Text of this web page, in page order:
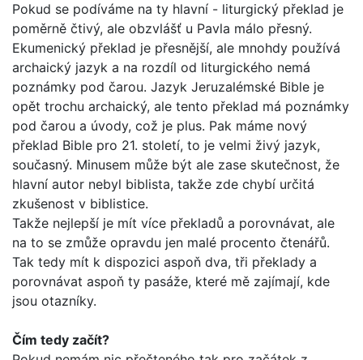
Pokud se podíváme na ty hlavní - liturgický překlad je
poměrně čtivý, ale obzvlášť u Pavla málo přesný.
Ekumenický překlad je přesnější, ale mnohdy používá
archaický jazyk a na rozdíl od liturgického nemá
poznámky pod čarou. Jazyk Jeruzalémské Bible je
opět trochu archaický, ale tento překlad má poznámky
pod čarou a úvody, což je plus. Pak máme nový
překlad Bib­le pro 21. století, to je velmi živý jazyk,
současný. Minusem může být ale zase skutečnost, že
hlavní autor nebyl biblista, takže zde chybí určitá
zkušenost v biblistice.
Takže nejlepší je mít více překladů a porovnávat, ale
na to se zmůže opravdu jen malé procento čtenářů.
Tak tedy mít k dis­pozici aspoň dva, tři překlady a
porovnávat aspoň ty pasáže, které mě zajímají, kde
jsou otazníky.
Čím tedy začít?